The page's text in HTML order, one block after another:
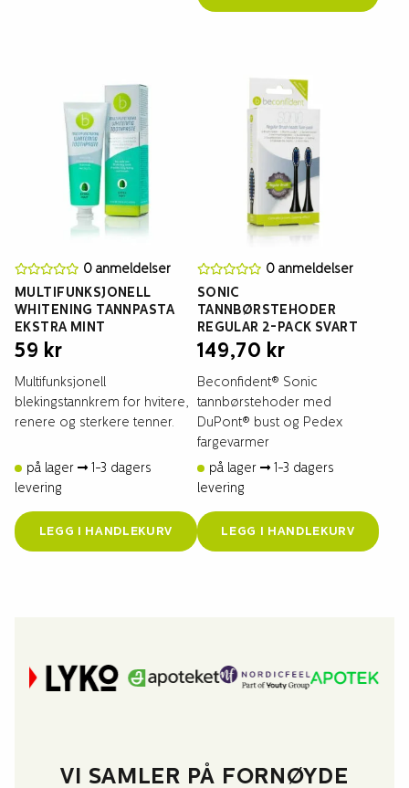
0 anmeldelser
MULTIFUNKSJONELL
WHITENING TANNPASTA
EKSTRA MINT
59 kr
Multifunksjonell
blekingstannkrem for hvitere,
renere og sterkere tenner.
på lager
1-3 dagers
levering
LEGG I HANDLEKURV
0 anmeldelser
SONIC
TANNBØRSTEHODER
REGULAR 2-PACK SVART
149,70 kr
Beconfident® Sonic
tannbørstehoder med
DuPont® bust og Pedex
fargevarmer
på lager
1-3 dagers
levering
LEGG I HANDLEKURV
VI SAMLER PÅ FORNØYDE